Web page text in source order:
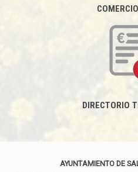
DIRECTORIO
AYUNTAMIENTO DE